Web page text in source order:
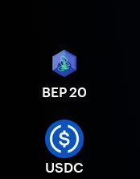
BEP 20
USDC